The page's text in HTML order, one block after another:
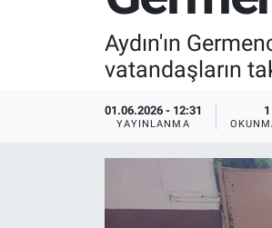
Aydın'ın
vatandaşların
01.06.2026 - 12:31
YAYINLANMA
RESMİ İLANLAR